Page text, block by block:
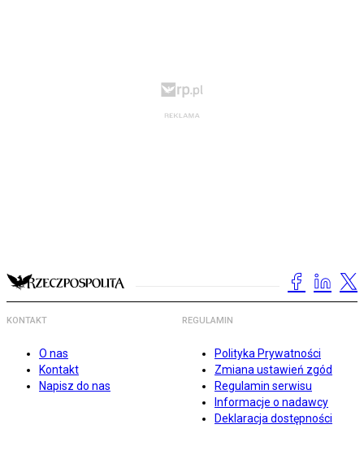
KONTAKT
O nas
Kontakt
Napisz do nas
REGULAMIN
Polityka Prywatności
Zmiana ustawień zgód
Regulamin serwisu
Informacje o nadawcy
Deklaracja dostępności